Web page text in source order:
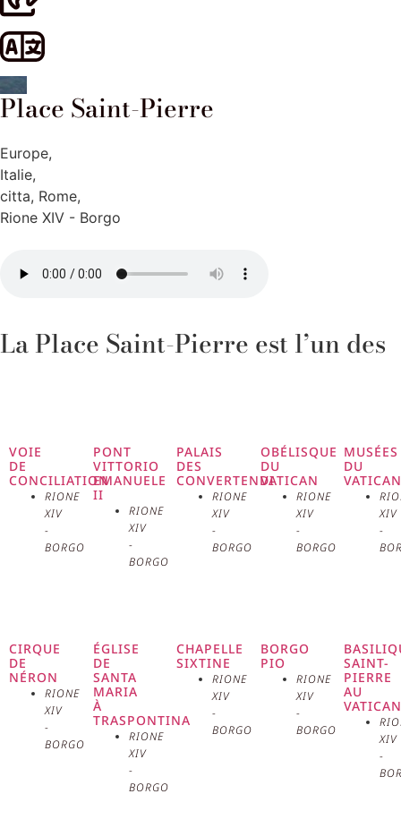
Place Saint-Pierre
Europe,
Italie,
citta, Rome,
Rione XIV - Borgo
La Place Saint-Pierre est l’un des
cœur de la Cité du Vatican. Cet
espace extraordinaire, conçu par
Gian Lorenzo Bernini entre 1656
et 1667, est un chef-d’œuvre de
centre spirituel pour des millions
de catholiques dans le monde
entier. La place est un exemple
parfait de la manière dont l’art,
l’architecture et la foi peuvent se
VOIE
DE
CONCILIATION
RIONE
XIV
-
BORGO
PONT
VITTORIO
EMANUELE
II
RIONE
XIV
-
BORGO
PALAIS
DES
CONVERTENDI
RIONE
XIV
-
BORGO
OBÉLISQUE
DU
VATICAN
RIONE
XIV
-
BORGO
MUSÉES
DU
XIV
-
CIRQUE
DE
NÉRON
RIONE
XIV
-
BORGO
ÉGLISE
DE
SANTA
MARIA
À
TRASPONTINA
RIONE
XIV
-
BORGO
CHAPELLE
SIXTINE
RIONE
XIV
-
BORGO
BORGO
PIO
RIONE
XIV
-
BORGO
SAINT-
PIERRE
AU
XIV
-